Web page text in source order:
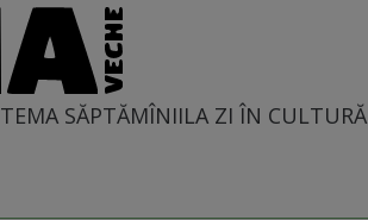
TEMA SĂPTĂMÎNIILA ZI ÎN CULTURĂ